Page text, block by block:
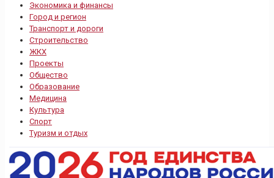
Экономика и финансы
Город и регион
Транспорт и дороги
Строительство
ЖКХ
Проекты
Общество
Образование
Медицина
Культура
Спорт
Туризм и отдых